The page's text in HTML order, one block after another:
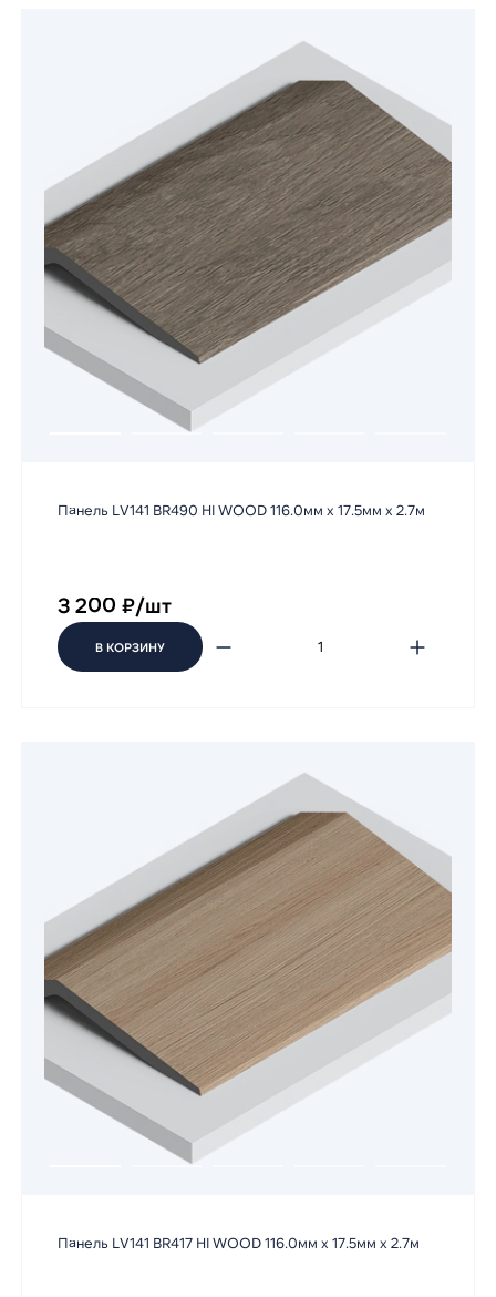
Панель LV141 BR490 HI WOOD 116.0мм х 17.5мм х 2.7м
3 200 ₽/шт
В КОРЗИНУ
Панель LV141 BR417 HI WOOD 116.0мм х 17.5мм х 2.7м